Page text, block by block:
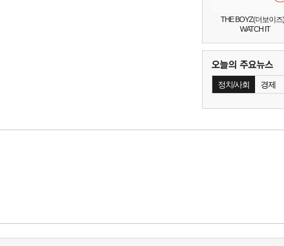
THE BOYZ(더보이즈)
WATCH IT
정치/사회 경제